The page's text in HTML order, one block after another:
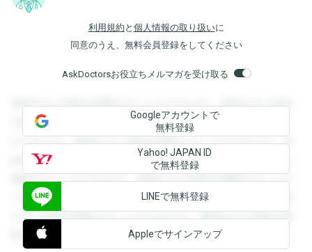
利用規約 と 個人情報の取り扱いに
同意のうえ、無料会員登録をしてください
AskDoctorsお役立ちメルマガを受け取る
登録すると回答を閲覧することができます。登録すると回答
を閲覧することができます。登録すると回答を閲覧すること
ができます。登録すると回答を閲覧することができます。登
録すると回答を閲覧することができます。登録すると回答を
閲覧することができます。登録すると回答を閲覧することが
できます。登録すると回答を閲覧することができます。登録
すると回答を閲覧することができます。登録すると回答を閲
覧することができます。
Googleアカウントで
無料登録
Yahoo! JAPAN ID
で無料登録
LINEで無料登録
Appleでサインアップ